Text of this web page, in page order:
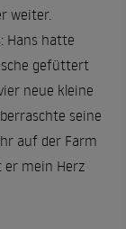
weiter.
Hans hatte
gefüttert
neue kleine
seine
auf der Farm
er mein Herz